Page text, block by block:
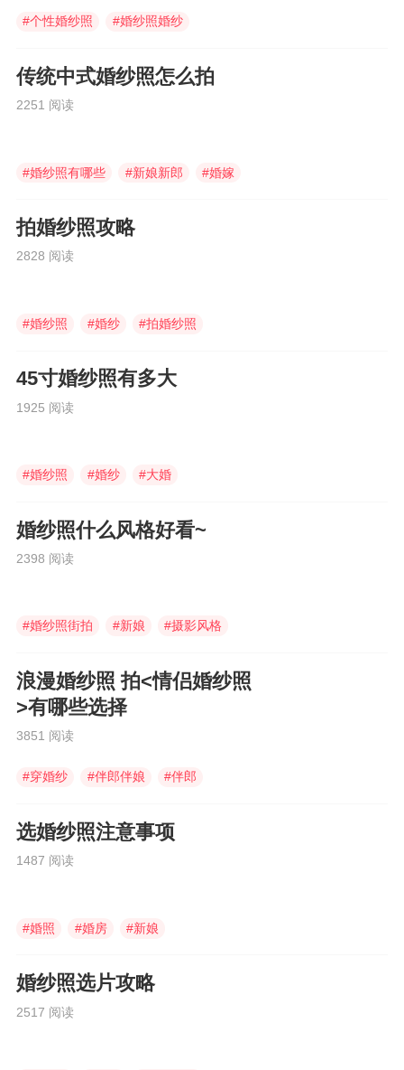
#个性婚纱照 #婚纱照婚纱
传统中式婚纱照怎么拍
2251 阅读
#婚纱照有哪些 #新娘新郎 #婚嫁
拍婚纱照攻略
2828 阅读
#婚纱照 #婚纱 #拍婚纱照
45寸婚纱照有多大
1925 阅读
#婚纱照 #婚纱 #大婚
婚纱照什么风格好看~
2398 阅读
#婚纱照街拍 #新娘 #摄影风格
浪漫婚纱照 拍<情侣婚纱照
>有哪些选择
3851 阅读
#穿婚纱 #伴郎伴娘 #伴郎
选婚纱照注意事项
1487 阅读
#婚照 #婚房 #新娘
婚纱照选片攻略
2517 阅读